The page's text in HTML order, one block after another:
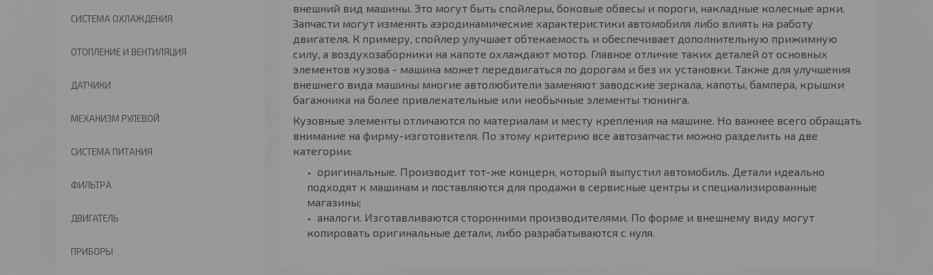
внешний вид машины. Это могут быть спойлеры, боковые обвесы и пороги, накладные колесные арки.
Запчасти могут изменять аэродинамические характеристики автомобиля либо влиять на работу
двигателя. К примеру, спойлер улучшает обтекаемость и обеспечивает дополнительную прижимную
силу, а воздухозаборники на капоте охлаждают мотор. Главное отличие таких деталей от основных
элементов кузова - машина может передвигаться по дорогам и без их установки. Также для улучшения
внешнего вида машины многие автолюбители заменяют заводские зеркала, капоты, бампера, крышки
багажника на более привлекательные или необычные элементы тюнинга.
Кузовные элементы отличаются по материалам и месту крепления на машине. Но важнее всего обращать
внимание на фирму-изготовителя. По этому критерию все автозапчасти можно разделить на две
категории:
оригинальные. Производит тот-же концерн, который выпустил автомобиль. Детали идеально
подходят к машинам и поставляются для продажи в сервисные центры и специализированные
магазины;
аналоги. Изготавливаются сторонними производителями. По форме и внешнему виду могут
копировать оригинальные детали, либо разрабатываются с нуля.
СИСТЕМА ОХЛАЖДЕНИЯ
ОТОПЛЕНИЕ И ВЕНТИЛЯЦИЯ
ДАТЧИКИ
МЕХАНИЗМ РУЛЕВОЙ
СИСТЕМА ПИТАНИЯ
ФИЛЬТРА
ДВИГАТЕЛЬ
ПРИБОРЫ